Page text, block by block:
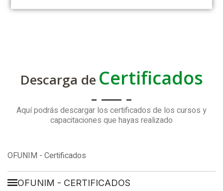
Descarga de Certificados
Aquí podrás descargar los certificados de los cursos y
capacitaciones que hayas realizado
OFUNIM - Certificados
OFUNIM - CERTIFICADOS